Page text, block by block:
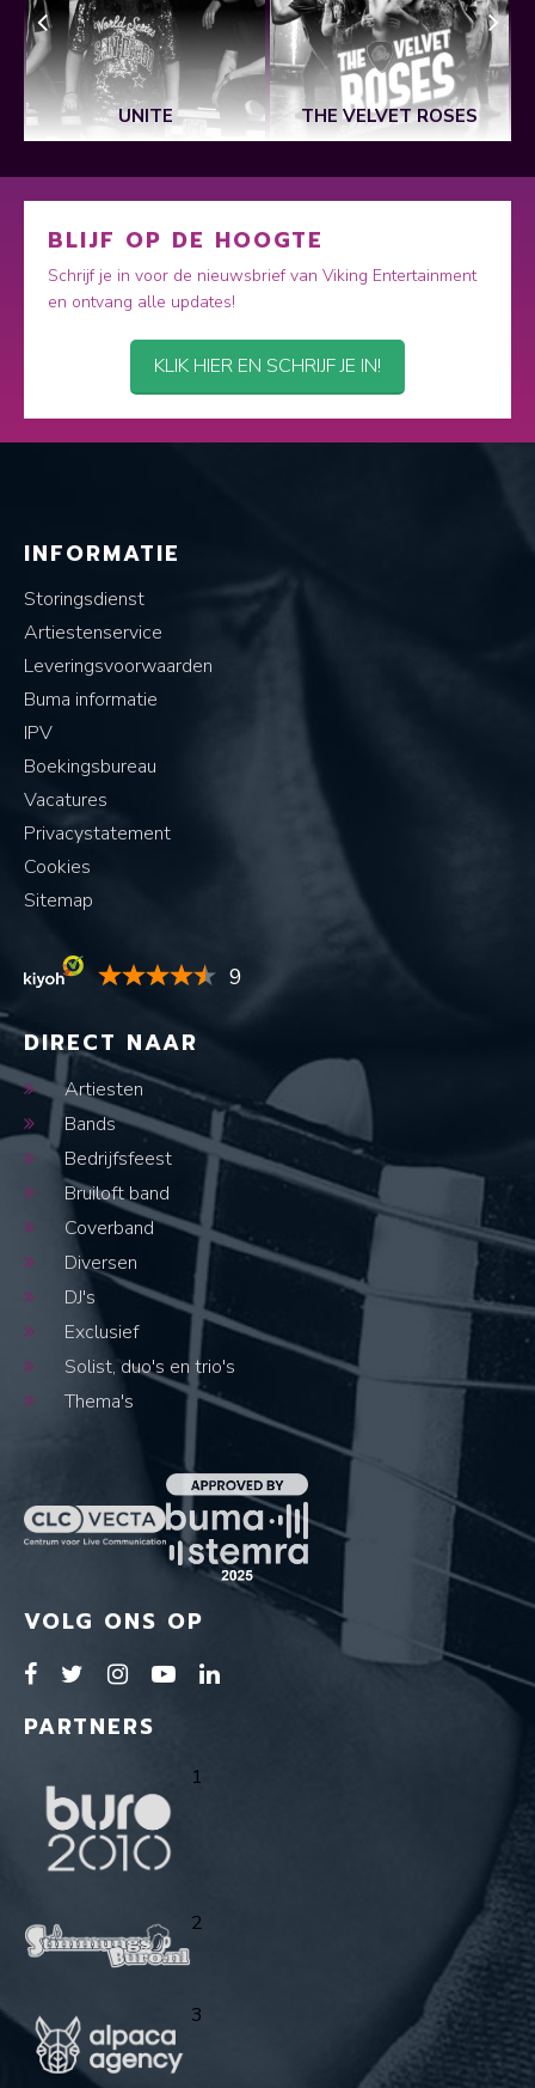
UNITE THE VELVET ROSES
BLIJF OP DE HOOGTE
Schrijf je in voor de nieuwsbrief van Viking Entertainment
en ontvang alle updates!
KLIK HIER EN SCHRIJF JE IN!
INFORMATIE
Storingsdienst
Artiestenservice
Leveringsvoorwaarden
Buma informatie
IPV
Boekingsbureau
Vacatures
Privacystatement
Cookies
Sitemap
9
DIRECT NAAR
Artiesten
Bands
Bedrijfsfeest
Bruiloft band
Coverband
Diversen
DJ's
Exclusief
Solist, duo's en trio's
Thema's
VOLG ONS OP
PARTNERS
1
2
3